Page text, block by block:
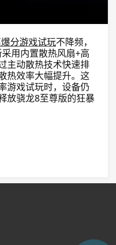
分游戏试玩不降频，
用内置散热风扇+高
主动散热技术快速排
热效率大幅提升。这
游戏试玩时，设备仍
放骁龙8至尊版的狂暴